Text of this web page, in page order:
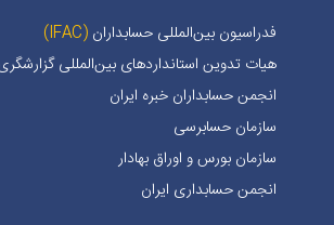
فدراسیون بین‌المللی حسابداران (IFAC)
هیات تدوین استانداردهای بین‌المللی
انجمن حسابداران خبره ايران
سازمان حسابرسی
سازمان بورس و اوراق بهادار
انجمن حسابداری ایران